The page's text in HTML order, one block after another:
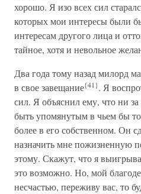
хорошо. Я изо всех сил
которых мои интересы были
интересам другого лица и
тайное, хотя и невольное
Два года тому назад милорд
в свое завещание{41}. Я
сил. Я объяснил ему, что ни
быть упомянутым в чьем бы
более в его собственном. Он
назначить мне пожизненную
этому. Скажут, что я
это возможно. Но, мой
несчастью, переживу вас, то